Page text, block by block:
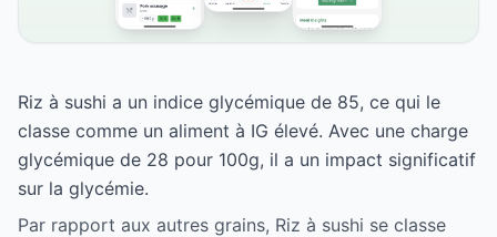
Riz à sushi a un indice glycémique de 85, ce qui le
classe comme un aliment à IG élevé. Avec une charge
glycémique de 28 pour 100g, il a un impact significatif
sur la glycémie.
Par rapport aux autres grains, Riz à sushi se classe